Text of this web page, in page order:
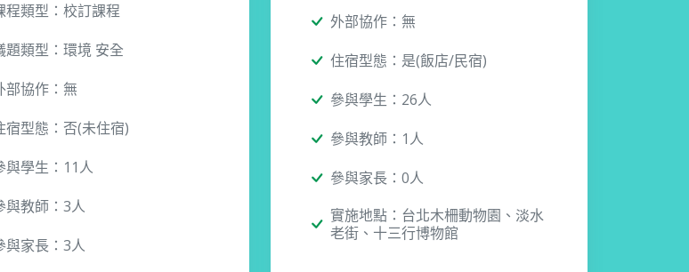
程類型：校訂課程
題類型：環境 安全
部協作：無
宿型態：否(未住宿)
與學生：11人
與教師：3人
與家長：3人
外部協作：無
住宿型態：是(飯店/民宿)
參與學生：26人
參與教師：1人
參與家長：0人
實施地點：台北木柵動物園、淡水
老街、十三行博物館